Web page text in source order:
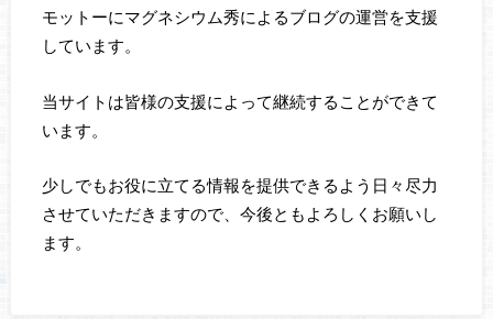
モットーにマグネシウム秀によるブログの運営を支援
しています。
当サイトは皆様の支援によって継続することができて
います。
少しでもお役に立てる情報を提供できるよう日々尽力
させていただきますので、今後ともよろしくお願いし
ます。